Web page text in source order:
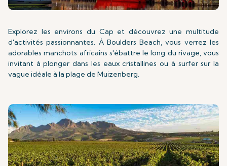
Explorez les environs du Cap et découvrez une multitude
d'activités passionnantes. À Boulders Beach, vous verrez les
adorables manchots africains s'ébattre le long du rivage, vous
invitant à plonger dans les eaux cristallines ou à surfer sur la
vague idéale à la plage de Muizenberg.